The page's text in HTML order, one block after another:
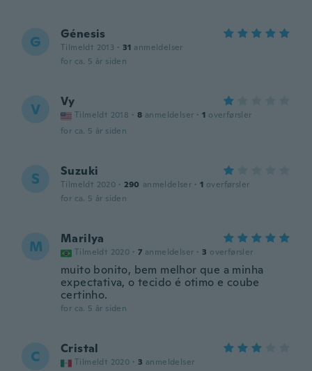
G Génesis
Tilmeldt 2013 · 31 anmeldelser
for ca. 5 år siden
V Vy
Tilmeldt 2018 · 8 anmeldelser · 1 overførsler
for ca. 5 år siden
S Suzuki
Tilmeldt 2020 · 290 anmeldelser · 1 overførsler
for ca. 5 år siden
M Marilya
Tilmeldt 2020 · 7 anmeldelser · 3 overførsler
muito bonito, bem melhor que a minha
expectativa, o tecido é otimo e coube
certinho.
for ca. 5 år siden
C Cristal
Tilmeldt 2020 · 3 anmeldelser